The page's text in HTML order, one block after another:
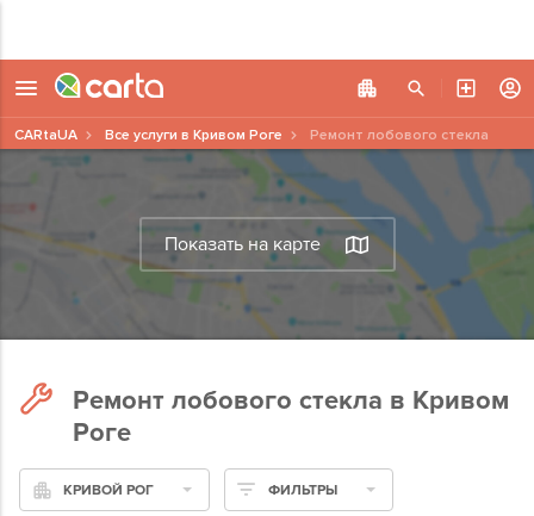
Показать на карте
CARtaUA Все услуги в Кривом Роге Ремонт лобового стекла
Ремонт лобового стекла в Кривом
Роге
КРИВОЙ РОГ ФИЛЬТРЫ